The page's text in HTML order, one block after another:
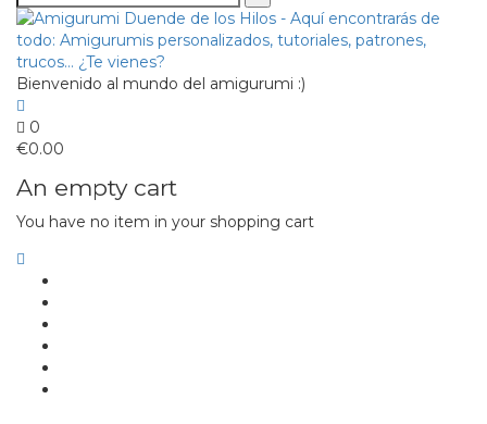
Bienvenido al mundo del amigurumi :)
0
€0.00
An empty cart
You have no item in your shopping cart